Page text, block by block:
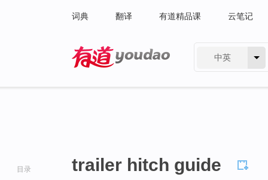
词典 翻译 有道精品课 云笔记
中英
目录 trailer hitch guide